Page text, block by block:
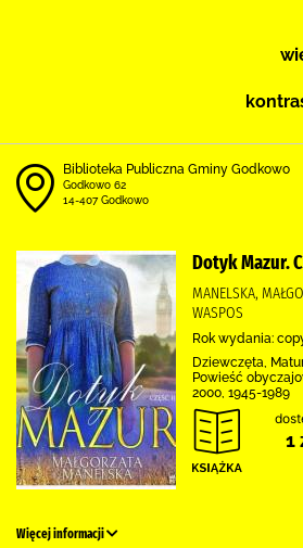
Biblioteka Publiczna Gminy Godkowo
Godkowo 62
14-407 Godkowo
Dotyk Mazur.
MANELSKA,
WASPOS
Rok wydania:
Dziewczęta,
Powieść
2000, 1945-1989
1
Więcej informacji